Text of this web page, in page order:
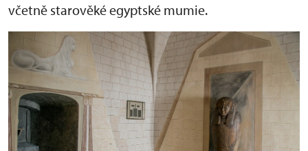
včetně starověké egyptské mumie.